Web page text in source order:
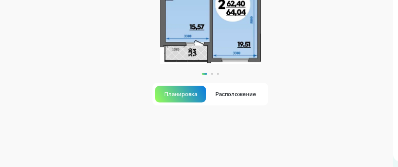
Планировка Расположение